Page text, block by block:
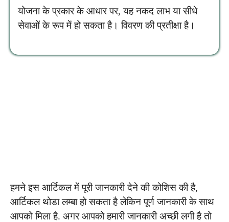
योजना के प्रकार के आधार पर, यह नकद लाभ या सीधे
सेवाओं के रूप में हो सकता है। विवरण की प्रतीक्षा है।
हमने इस आर्टिकल में पूरी जानकारी देने की कोशिस की है,
आर्टिकल थोडा लम्बा हो सकता है लेकिन पूर्ण जानकारी के साथ
आपको मिला है. अगर आपको हमारी जानकारी अच्छी लगी है तो